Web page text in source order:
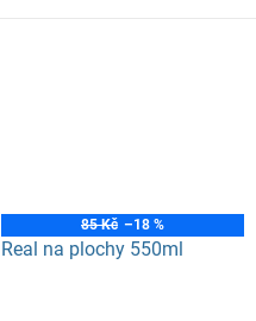
85 Kč –18 %
Real na plochy 550ml